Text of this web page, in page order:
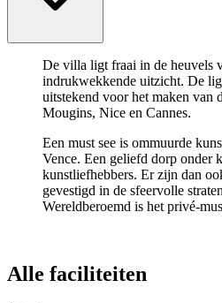
De villa ligt fraai in de heuvels
indrukwekkende uitzicht. De
uitstekend voor het maken van
Mougins, Nice en Cannes.
Een must see is ommuurde
Vence. Een geliefd dorp onder
kunstliefhebbers. Er zijn dan
gevestigd in de sfeervolle
Wereldberoemd is het privé-
Alle faciliteiten